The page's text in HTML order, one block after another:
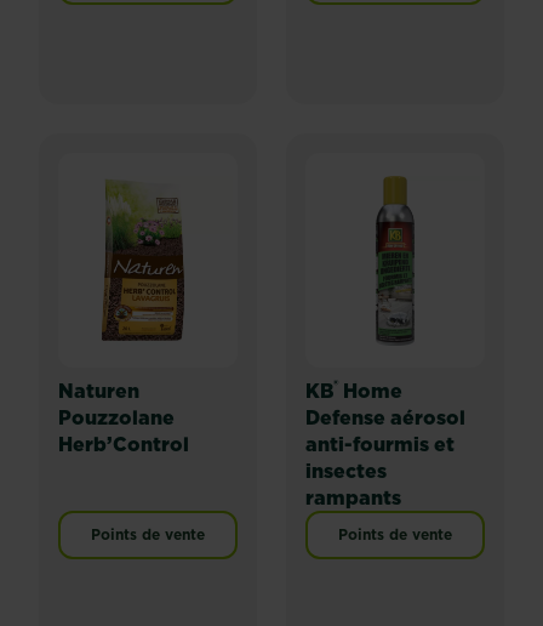
Naturen
Pouzzolane
Herb’Control
Points de vente
KB® Home
Defense aérosol
anti-fourmis et
insectes
rampants
Points de vente